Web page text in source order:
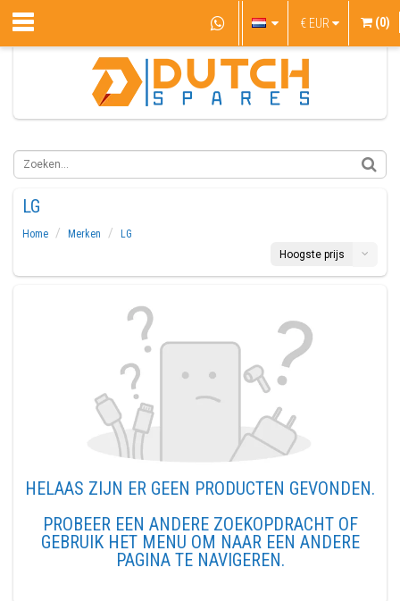
€ EUR (0)
LG
Home Merken
LG
Hoogste prijs
HELAAS ZIJN ER GEEN PRODUCTEN GEVONDEN.
PROBEER EEN ANDERE ZOEKOPDRACHT OF
GEBRUIK HET MENU OM NAAR EEN ANDERE
PAGINA TE NAVIGEREN.